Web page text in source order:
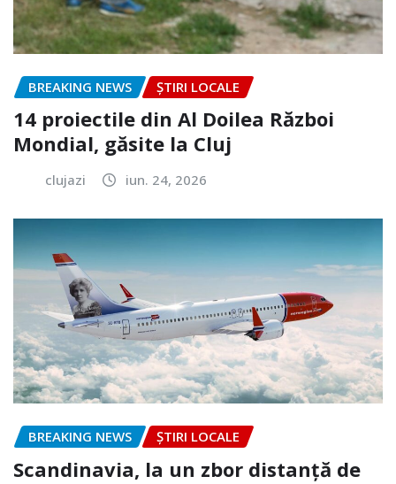
BREAKING NEWS ȘTIRI LOCALE
14 proiectile din Al Doilea Război
Mondial, găsite la Cluj
clujazi iun. 24, 2026
BREAKING NEWS ȘTIRI LOCALE
Scandinavia, la un zbor distanță de